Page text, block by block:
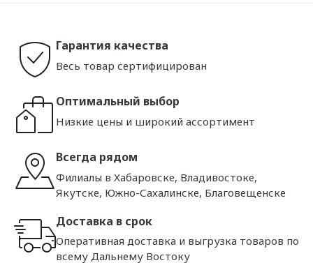
Гарантия качества
Весь товар сертифицирован
Оптимальный выбор
Низкие цены и широкий ассортимент
Всегда рядом
Филиалы в Хабаровске, Владивостоке,
Якутске, Южно-Сахалинске, Благовещенске
Доставка в срок
Оперативная доставка и выгрузка товаров по
всему Дальнему Востоку